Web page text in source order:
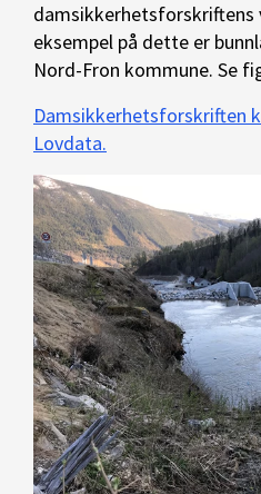
damsikkerhetsforskriftens
eksempel på dette er
Nord-Fron kommune. Se
Damsikkerhetsforskriften
Lovdata.